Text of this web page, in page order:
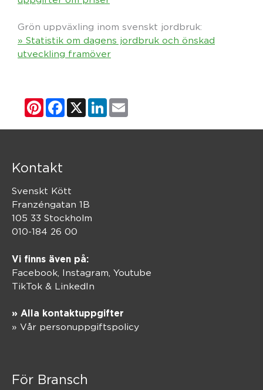
Grön uppväxling inom svenskt jordbruk:
» Statistik om dagens jordbruk och önskad
utveckling framöver
PinterestFacebook
X LinkedIn
Kontakt
Svenskt Kött
Franzéngatan 1B
105 33 Stockholm
010-184 26 00
Vi finns även på:
Facebook, Instagram Youtube
TikTok & LinkedIn
» Alla kontaktuppgifter
» Vår personuppgiftspolicy
För Bransch